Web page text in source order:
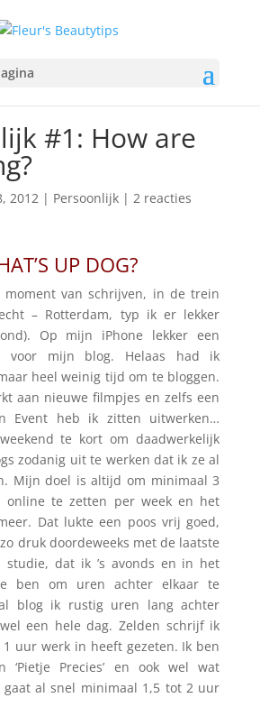
#1: How are
2012| Persoonlijk| 2 reacties
UP DOG?
van schrijven, in de trein
– Rotterdam, typ ik er lekker
Op mijn iPhone lekker een
voor mijn blog. Helaas had ik
heel weinig tijd om te bloggen.
aan nieuwe filmpjes en zelfs een
Event heb ik zitten uitwerken…
te kort om daadwerkelijk
zodanig uit te werken dat ik ze al
Mijn doel is altijd om minimaal 3
online te zetten per week en het
Dat lukte een poos vrij goed,
druk doordeweeks met de laatste
studie, dat ik ’s avonds en in het
ben om uren achter elkaar te
blog ik rustig uren lang achter
een hele dag. Zelden schrijf ik
uur werk in heeft gezeten. Ik ben
‘Pietje Precies’ en ook wel wat
gaat al snel minimaal 1,5 tot 2 uur